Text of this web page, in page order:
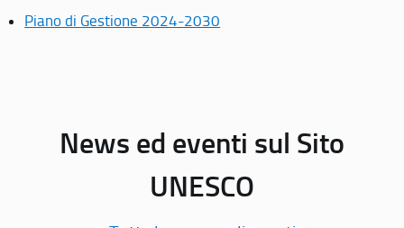
Piano di Gestione 2024-2030
News ed eventi sul Sito
UNESCO